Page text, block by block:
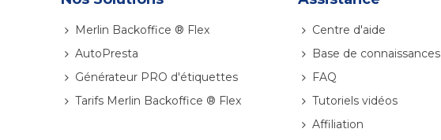
Merlin Backoffice ® Flex
AutoPresta
Générateur PRO d'étiquettes
Tarifs Merlin Backoffice ® Flex
Centre d'aide
Base de connaissances
FAQ
Tutoriels vidéos
Affiliation